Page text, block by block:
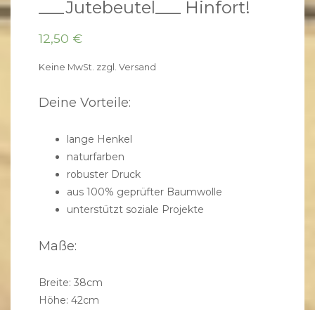
___Jutebeutel___ Hinfort!
12,50 €
Keine MwSt. zzgl. Versand
Deine Vorteile:
lange Henkel
naturfarben
robuster Druck
aus 100% geprüfter Baumwolle
unterstützt soziale Projekte
Maße:
Breite: 38cm
Höhe: 42cm